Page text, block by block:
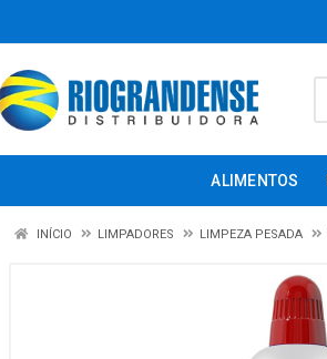
ALIMENTOS
INÍCIO LIMPADORES LIMPEZA PESADA